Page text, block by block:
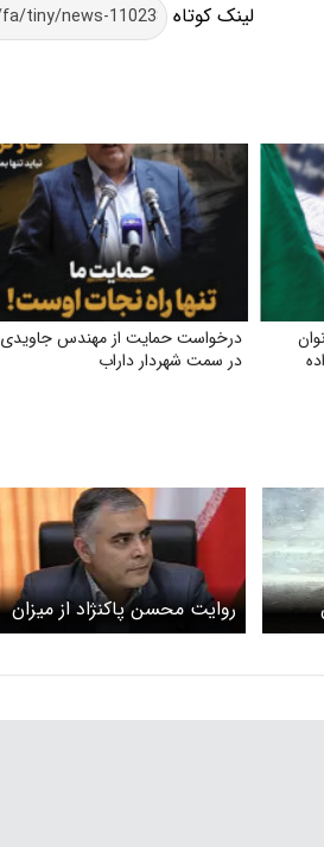
لینک کوتاه
درخواست حمایت از مهندس جاویدی
در سمت شهردار داراب
روایت محسن پاکنژاد از میزان
صدور تولید نفت ایران در دوره